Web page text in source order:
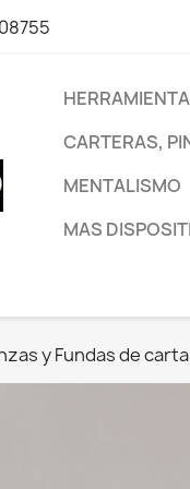
CARTERAS,
MENTALISMO
MAS
y Fundas de